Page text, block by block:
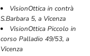
VisionOttica in contrà
S.Barbara 5, a Vicenza
VisionOttica Piccolo in
corso Palladio 49/53, a
Vicenza